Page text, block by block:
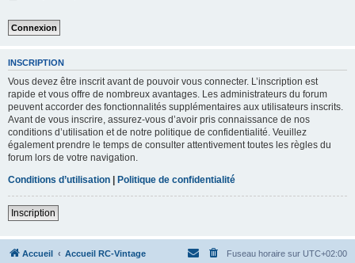
INSCRIPTION
Vous devez être inscrit avant de pouvoir vous connecter. L’inscription est
rapide et vous offre de nombreux avantages. Les administrateurs du forum
peuvent accorder des fonctionnalités supplémentaires aux utilisateurs inscrits.
Avant de vous inscrire, assurez-vous d’avoir pris connaissance de nos
conditions d’utilisation et de notre politique de confidentialité. Veuillez
également prendre le temps de consulter attentivement toutes les règles du
forum lors de votre navigation.
Conditions d’utilisation | Politique de confidentialité
Inscription
Accueil Accueil RC-Vintage Fuseau horaire sur UTC+02:00